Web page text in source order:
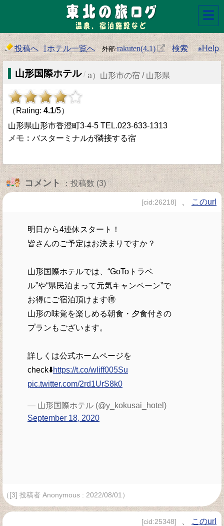
投稿へ ⇧ホテル一覧へ rakuten(4.1) 検索 ※Help
山形国際ホテル / a）山形市の宿 / 山形県
（Rating: 4.1/5）
山形県山形市香澄町3-4-5 TEL.023-633-1313
バスターミナルが隣接する宿
コメント：投稿数 (3)
[cid:26218] このurl
明日から4連休スタート！
皆さんのご予定はお決まりですか？
山形国際ホテルでは、“GoToトラベ
ル”や“県民泊まって元気キャンペーン”で
お得にご宿泊頂けます🉐
山形の味覚を楽しめる朝食・夕食付きの
プランもございます。
詳しくは公式ホームページを
check⬇️https://t.co/wIiff005Su
pic.twitter.com/2rd1UrS8k0
— 山形国際ホテル (@y_kokusai_hotel)
September 18, 2020
（[3] 投稿者 Anonymous : 2022/08/01）
[cid:25348] このurl
☰